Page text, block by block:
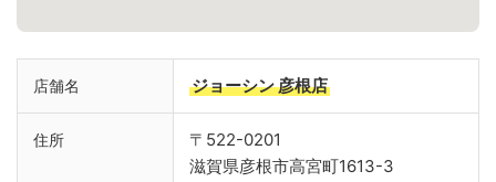
店舗名 ジョーシン 彦根店
住所
〒522-0201
滋賀県彦根市高宮町1613-3